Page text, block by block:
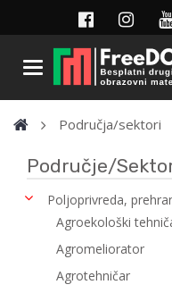
Područja/sektori
Područje/
Poljoprivreda,
Agroekološki
Agromeliorator
Agrotehničar